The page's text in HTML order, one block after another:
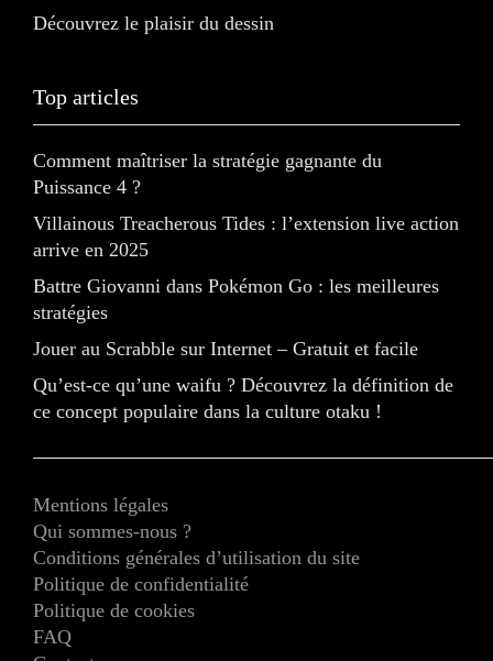
Découvrez le plaisir du dessin
Top articles
Comment maîtriser la stratégie gagnante du
Puissance 4 ?
Villainous Treacherous Tides : l’extension live action
arrive en 2025
Battre Giovanni dans Pokémon Go : les meilleures
stratégies
Jouer au Scrabble sur Internet – Gratuit et facile
Qu’est-ce qu’une waifu ? Découvrez la définition de
ce concept populaire dans la culture otaku !
Mentions légales
Qui sommes-nous ?
Conditions générales d’utilisation du site
Politique de confidentialité
Politique de cookies
FAQ